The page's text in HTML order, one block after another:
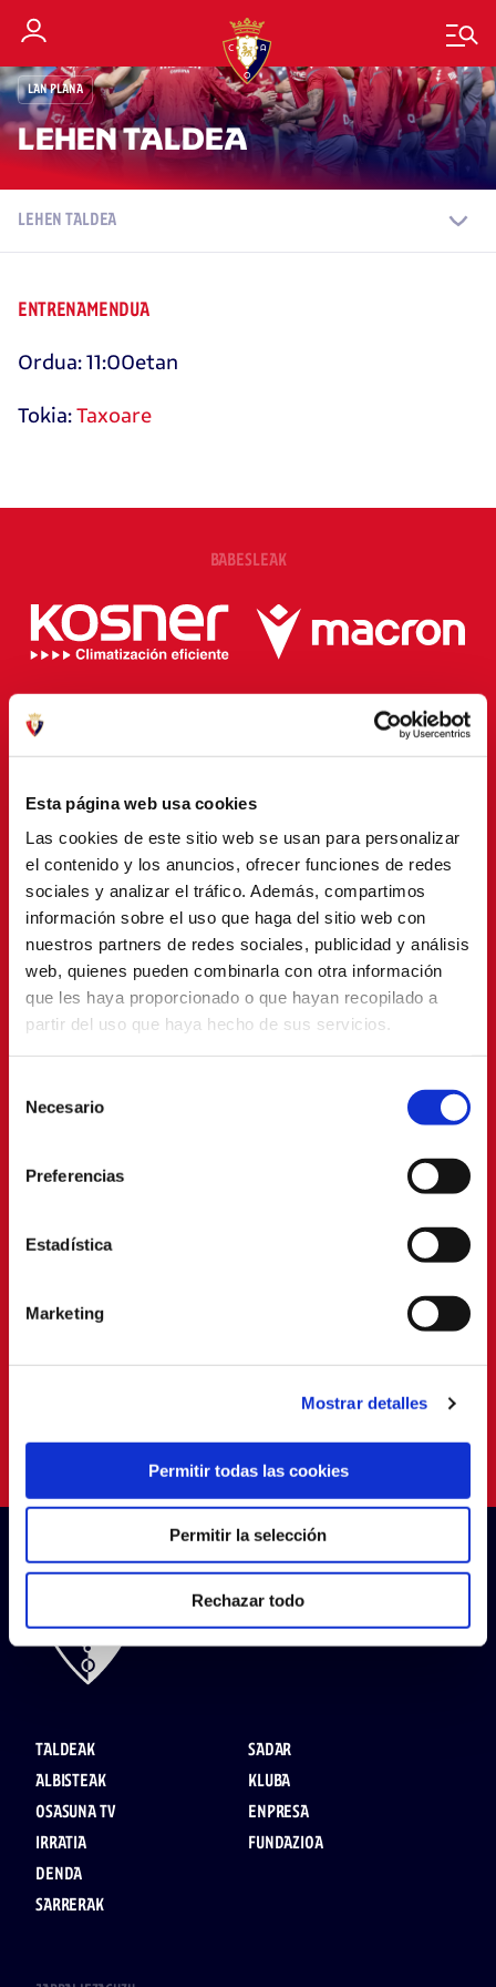
Esta página web usa cookies
Las cookies de este sitio web se usan para personalizar
el contenido y los anuncios, ofrecer funciones de redes
sociales y analizar el tráfico. Además, compartimos
información sobre el uso que haga del sitio web con
nuestros partners de redes sociales, publicidad y análisis
web, quienes pueden combinarla con otra información
que les haya proporcionado o que hayan recopilado a
partir del uso que haya hecho de sus servicios.
Necesario
Preferencias
Estadística
Marketing
Mostrar detalles
Permitir todas las cookies
Permitir la selección
Rechazar todo
LAN PLANA
LEHEN TALDEA
LEHEN TALDEA
ENTRENAMENDUA
Ordua: 11:00etan
Tokia:Taxoare
BABESLEAK
TALDEAK
ALBISTEAK
OSASUNA TV
IRRATIA
DENDA
SARRERAK
SADAR
KLUBA
ENPRESA
FUNDAZIOA